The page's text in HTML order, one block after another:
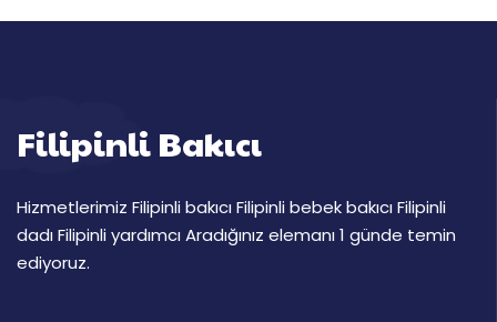
Filipinli Bakıcı
Hizmetlerimiz Filipinli bakıcı Filipinli bebek bakıcı Filipinli
dadı Filipinli yardımcı Aradığınız elemanı 1 günde temin
ediyoruz.